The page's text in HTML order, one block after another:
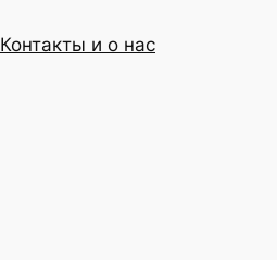
Контакты и о нас